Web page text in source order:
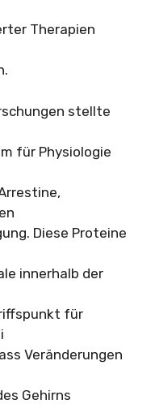
Therapien
stellte
für Physiologie
Diese Proteine
innerhalb der
für
Veränderungen
Gehirns